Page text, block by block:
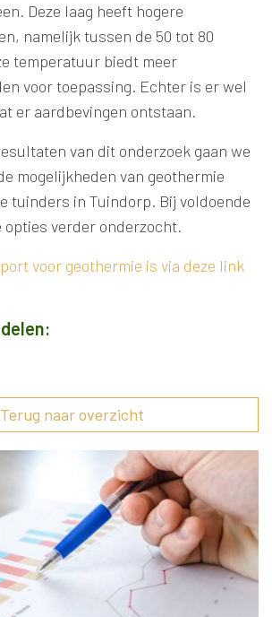
Deze laag heeft hogere
namelijk tussen de 50 tot 80
temperatuur biedt meer
voor toepassing. Echter is er wel
er aardbevingen ontstaan.
van dit onderzoek gaan we
mogelijkheden van geothermie
tuinders in Tuindorp. Bij voldoende
opties verder onderzocht.
voor geothermie is via deze link
Terug naar overzicht